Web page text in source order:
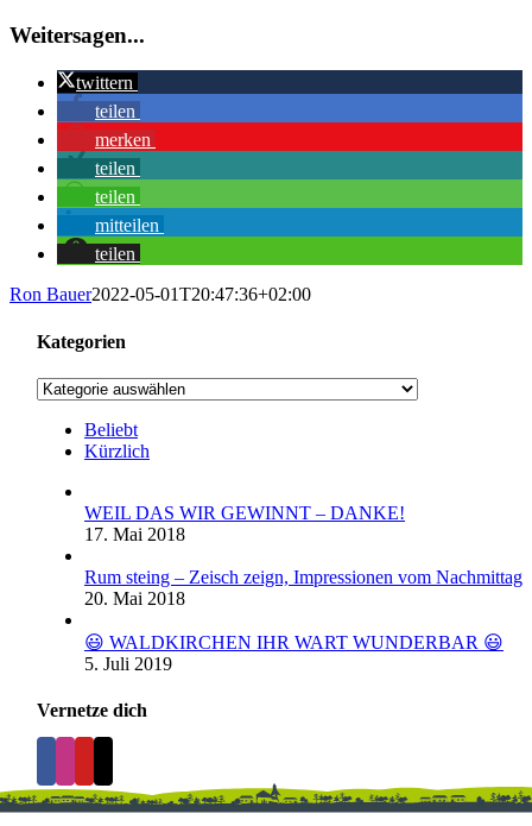
Weitersagen...
twittern
teilen
merken
teilen
teilen
mitteilen
teilen
Ron Bauer2022-05-01T20:47:36+02:00
Kategorien
Kategorien
Beliebt
Kürzlich
WEIL DAS WIR GEWINNT – DANKE!
17. Mai 2018
Rum steing – Zeisch zeign, Impressionen vom Nachmittag
20. Mai 2018
😃 WALDKIRCHEN IHR WART WUNDERBAR 😃
5. Juli 2019
Vernetze dich